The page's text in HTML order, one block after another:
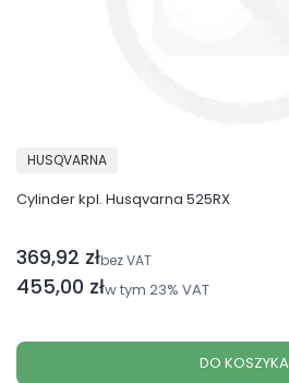
Cylinder kpl. Husqvarna 525RX
PRODUCENT
HUSQVARNA
Cena brutto
455,00 złw tym 23% VAT
Cena netto
369,92 złbez VAT
DO KOSZYKA